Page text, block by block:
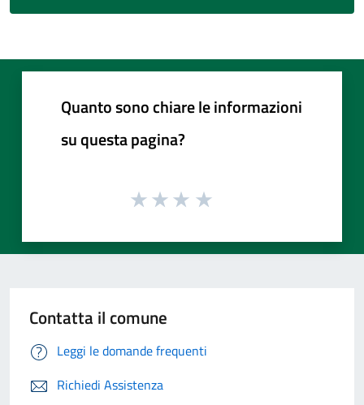
Quanto sono chiare le informazioni
su questa pagina?
Contatta il comune
Leggi le domande frequenti
Richiedi Assistenza